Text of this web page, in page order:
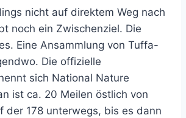
nicht auf direktem Weg nach
noch ein Zwischenziel. Die
Eine Ansammlung von Tuffa-
Die offizielle
sich National Nature
ist ca. 20 Meilen östlich von
der 178 unterwegs, bis es dann